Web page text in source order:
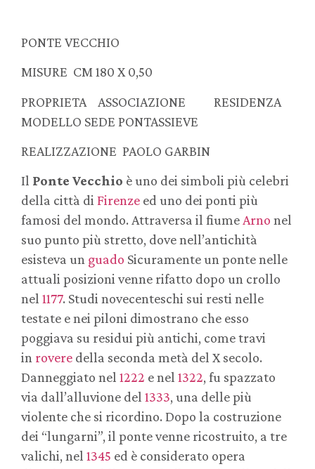
PONTE VECCHIO
MISURE CM 180 X 0,50
PROPRIETA ASSOCIAZIONE RESIDENZA
MODELLO SEDE PONTASSIEVE
REALIZZAZIONE PAOLO GARBIN
Il Ponte Vecchio è uno dei simboli più celebri
della città di Firenze ed uno dei ponti più
famosi del mondo. Attraversa il fiumeArno nel
suo punto più stretto, dove nell’antichità
esisteva un guado Sicuramente un ponte nelle
attuali posizioni venne rifatto dopo un crollo
nel 1177. Studi novecenteschi sui resti nelle
testate e nei piloni dimostrano che esso
poggiava su residui più antichi, come travi
in rovere della seconda metà del X secolo.
Danneggiato nel 1222 e nel 1322, fu spazzato
via dall’alluvione del 1333, una delle più
violente che si ricordino. Dopo la costruzione
dei “lungarni”, il ponte venne ricostruito, a tre
valichi, nel 1345 ed è considerato opera